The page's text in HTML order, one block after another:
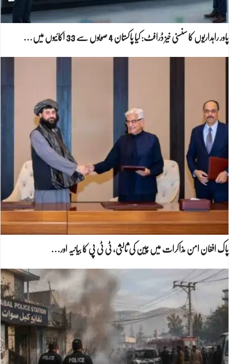
پاور راہداریوں کا سنسنی خیز ڈرافٹ: کیا پاکستان 4 صوبوں سے 33 اکائیوں میں…
پاک افغان امن مذاکرات میں چین کی ثالثی، ٹی ٹی پی کا بیانیہ اور…